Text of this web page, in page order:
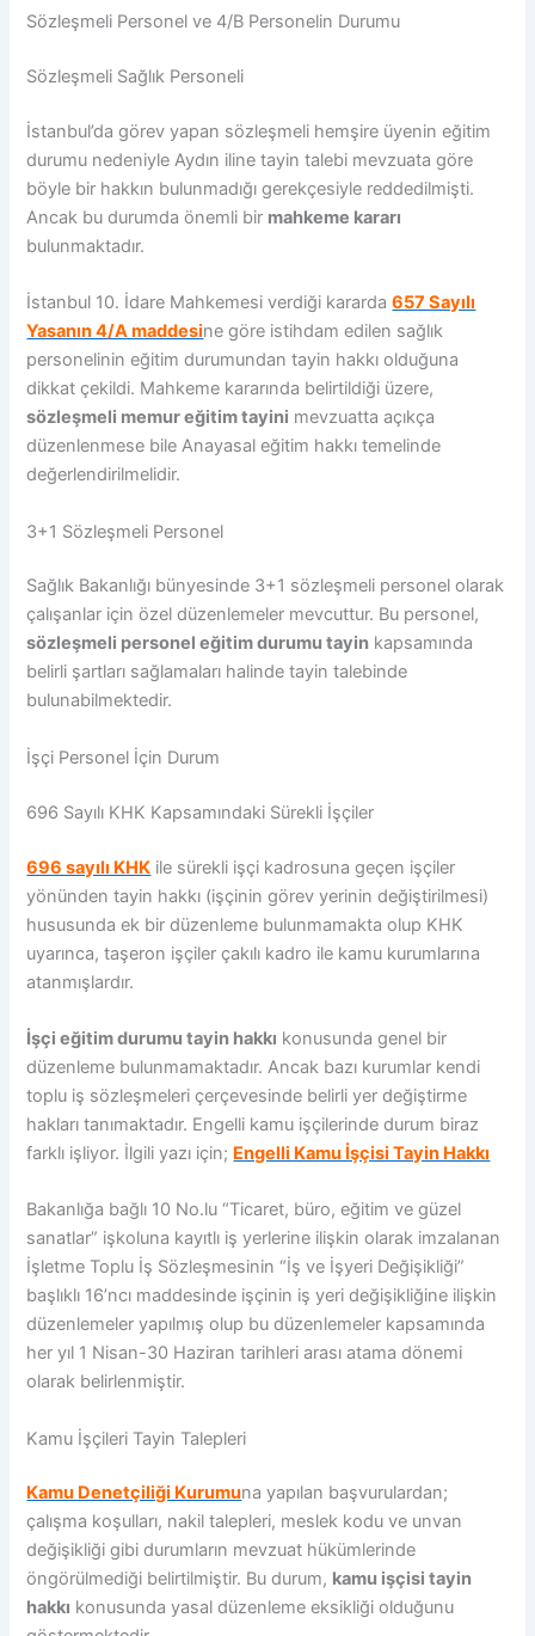
Sözleşmeli Personel ve 4/B Personelin Durumu
Sözleşmeli Sağlık Personeli
İstanbul’da görev yapan sözleşmeli hemşire üyenin eğitim
durumu nedeniyle Aydın iline tayin talebi mevzuata göre
böyle bir hakkın bulunmadığı gerekçesiyle reddedilmişti.
Ancak bu durumda önemli bir mahkeme kararı
bulunmaktadır.
İstanbul 10. İdare Mahkemesi verdiği kararda657 Sayılı
Yasanın 4/A maddesine göre istihdam edilen sağlık
personelinin eğitim durumundan tayin hakkı olduğuna
dikkat çekildi. Mahkeme kararında belirtildiği üzere,
sözleşmeli memur eğitim tayini mevzuatta açıkça
düzenlenmese bile Anayasal eğitim hakkı temelinde
değerlendirilmelidir.
3+1 Sözleşmeli Personel
Sağlık Bakanlığı bünyesinde 3+1 sözleşmeli personel olarak
çalışanlar için özel düzenlemeler mevcuttur. Bu personel,
sözleşmeli personel eğitim durumu tayin kapsamında
belirli şartları sağlamaları halinde tayin talebinde
bulunabilmektedir.
İşçi Personel İçin Durum
696 Sayılı KHK Kapsamındaki Sürekli İşçiler
696 sayılı KHK ile sürekli işçi kadrosuna geçen işçiler
yönünden tayin hakkı (işçinin görev yerinin değiştirilmesi)
hususunda ek bir düzenleme bulunmamakta olup KHK
uyarınca, taşeron işçiler çakılı kadro ile kamu kurumlarına
atanmışlardır.
İşçi eğitim durumu tayin hakkı konusunda genel bir
düzenleme bulunmamaktadır. Ancak bazı kurumlar kendi
toplu iş sözleşmeleri çerçevesinde belirli yer değiştirme
hakları tanımaktadır. Engelli kamu işçilerinde durum biraz
farklı işliyor. İlgili yazı için; Engelli Kamu İşçisi Tayin Hakkı
Bakanlığa bağlı 10 No.lu “Ticaret, büro, eğitim ve güzel
sanatlar” işkoluna kayıtlı iş yerlerine ilişkin olarak imzalanan
İşletme Toplu İş Sözleşmesinin “İş ve İşyeri Değişikliği”
başlıklı 16’ncı maddesinde işçinin iş yeri değişikliğine ilişkin
düzenlemeler yapılmış olup bu düzenlemeler kapsamında
her yıl 1 Nisan-30 Haziran tarihleri arası atama dönemi
olarak belirlenmiştir.
Kamu İşçileri Tayin Talepleri
Kamu Denetçiliği Kurumuna yapılan başvurulardan;
çalışma koşulları, nakil talepleri, meslek kodu ve unvan
değişikliği gibi durumların mevzuat hükümlerinde
öngörülmediği belirtilmiştir. Bu durum, kamu işçisi tayin
hakkı konusunda yasal düzenleme eksikliği olduğunu